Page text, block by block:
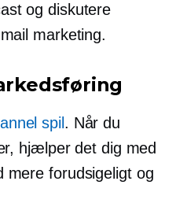
og diskutere
marketing.
spil . Når du
hjælper det dig med
mere forudsigeligt og